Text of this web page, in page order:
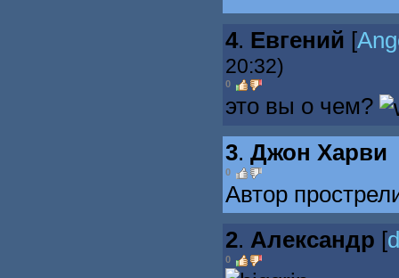
4. Евгений [
20:32)
0
это вы о чем?
3. Джон Харви
0
Автор
2. Александр [
0